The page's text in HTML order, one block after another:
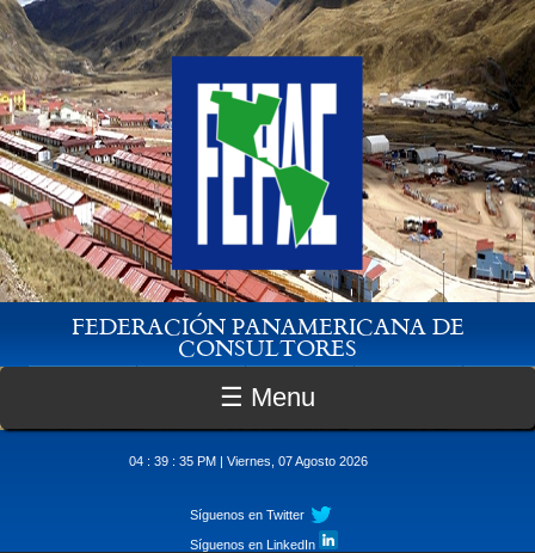
Pasar al contenido principal
FEDERACIÓN PANAMERICANA DE
CONSULTORES
☰ Menu
04 : 39 : 35 PM | Viernes, 07 Agosto 2026
Síguenos en Twitter
Síguenos en LinkedIn